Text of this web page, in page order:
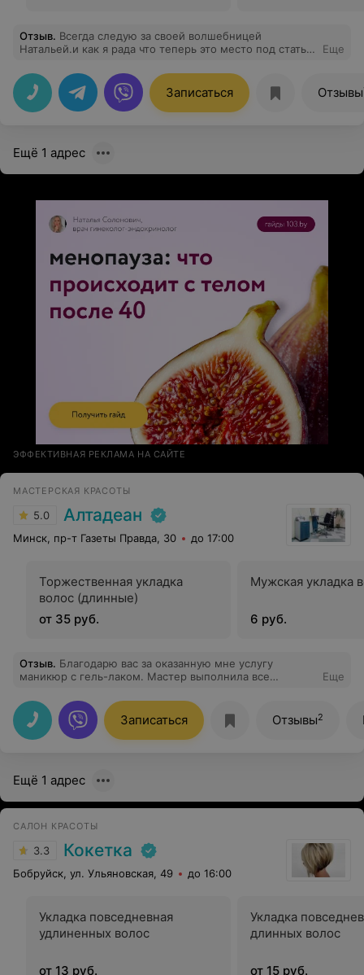
Отзыв. Всегда следую за своей волшебницей
Натальей.и как я рада что теперь это место под стать
Еще
Записаться Отзывы
Ещё 1 адрес
ЭФФЕКТИВНАЯ РЕКЛАМА НА САЙТЕ
МАСТЕРСКАЯ КРАСОТЫ
5.0 Алтадеан
Минск, пр-т Газеты Правда, 30 до 17:00
Торжественная укладка
волос (длинные)
от 35 руб.
Мужская укладка
6 руб.
Отзыв. Благодарю вас за оказанную мне услугу
маникюр с гель-лаком. Мастер выполнила все
помогли определиться с цветом лака. Теперь я рада и
любуюсь своими красивыми ногтями.
Еще
Записаться Отзывы2
Ещё 1 адрес
САЛОН КРАСОТЫ
3.3 Кокетка
Бобруйск, ул. Ульяновская, 49 до 16:00
Укладка повседневная
удлиненных волос
от 13 руб.
Укладка
длинных волос
от 15 руб.